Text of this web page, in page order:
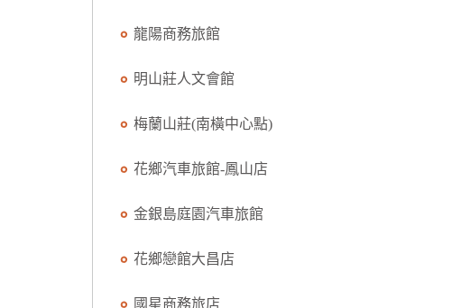
龍陽商務旅館
明山莊人文會館
梅蘭山莊(南橫中心點)
花鄉汽車旅館-鳳山店
金銀島庭園汽車旅館
花鄉戀館大昌店
國星商務旅店